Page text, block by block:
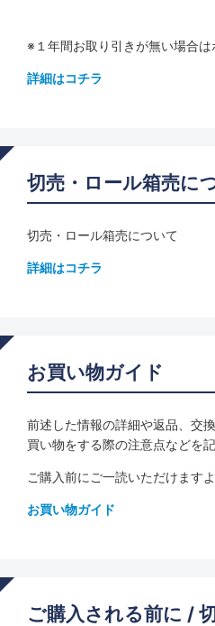
※１年間お取り引きが無い場合は
詳細はコチラ
切売・ロール箱売に
切売・ロール箱売について
詳細はコチラ
お買い物ガイド
前述した情報の詳細や返品、交
買い物をする際の注意点などを
ご購入前にご一読いただけます
お買い物ガイド
ご購入される前に /